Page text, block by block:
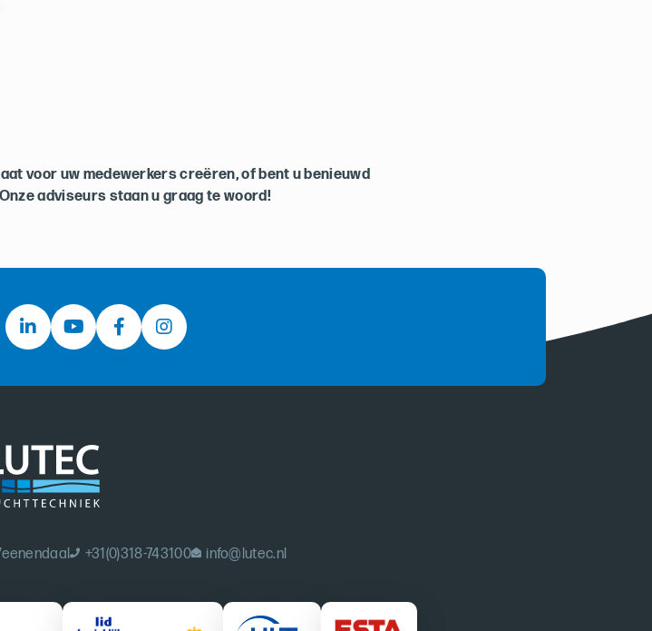
voor uw medewerkers creëren, of bent u benieuwd
adviseurs staan u graag te woord!
+31(0)318-743100 info@lutec.nl